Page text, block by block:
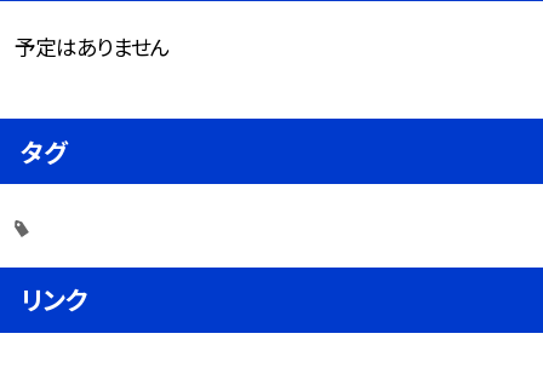
予定はありません
タグ
リンク